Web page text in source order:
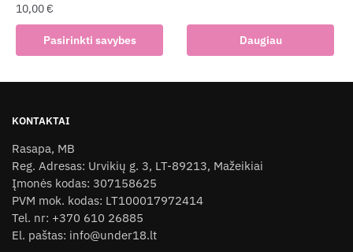
10,00€
Pasirinkti savybes
product
options
may
be
chosen
on
the
Daugiau
KONTAKTAI
Rasapa, MB
Reg. Adresas: Urvikių g. 3, LT-89213, Mažeikiai
Įmonės kodas: 307158625
PVM mok. kodas: LT100017972414
Tel. nr: +370 610 26885
El. paštas: info@under18.lt